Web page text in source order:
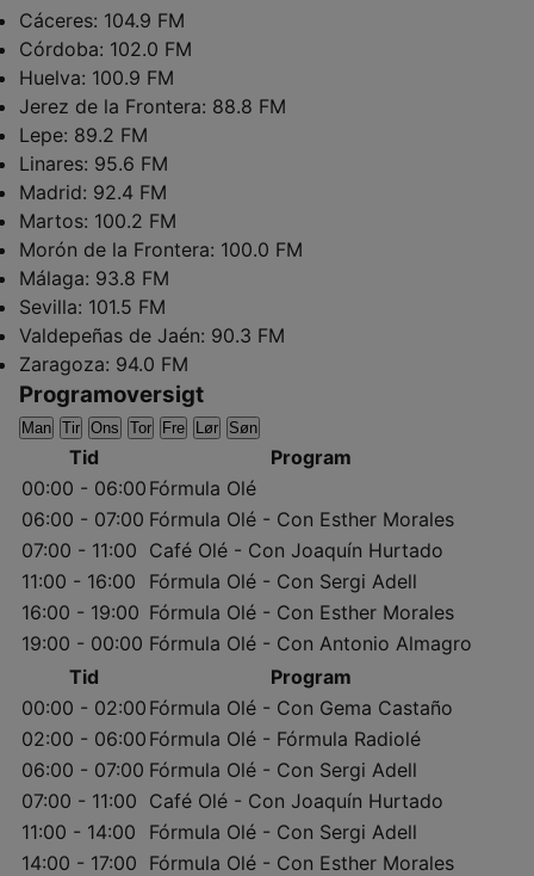
Cáceres: 104.9 FM
Córdoba: 102.0 FM
Huelva: 100.9 FM
Jerez de la Frontera: 88.8 FM
Lepe: 89.2 FM
Linares: 95.6 FM
Madrid: 92.4 FM
Martos: 100.2 FM
Morón de la Frontera: 100.0 FM
Málaga: 93.8 FM
Sevilla: 101.5 FM
Valdepeñas de Jaén: 90.3 FM
Zaragoza: 94.0 FM
Programoversigt
Man Tir Ons Tor Fre Lør Søn
Tid
Program
00:00 - 06:00 Fórmula Olé
06:00 - 07:00 Fórmula Olé - Con Esther Morales
07:00 - 11:00 Café Olé - Con Joaquín Hurtado
11:00 - 16:00
Fórmula Olé - Con Sergi Adell
16:00 - 19:00 Fórmula Olé - Con Esther Morales
19:00 - 00:00 Fórmula Olé - Con Antonio Almagro
Tid
Program
00:00 - 02:00 Fórmula Olé - Con Gema Castaño
02:00 - 06:00 Fórmula Olé - Fórmula Radiolé
06:00 - 07:00 Fórmula Olé - Con Sergi Adell
07:00 - 11:00 Café Olé - Con Joaquín Hurtado
11:00 - 14:00
Fórmula Olé - Con Sergi Adell
14:00 - 17:00 Fórmula Olé - Con Esther Morales